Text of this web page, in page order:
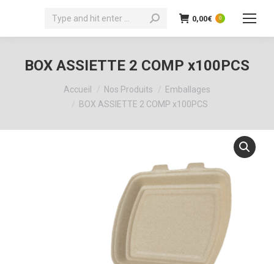
Recherche
0,00€ 0
BOX ASSIETTE 2 COMP x100PCS
Vous êtes ici :Accueil Nos Produits
Emballages
BOX ASSIETTE 2 COMP x100PCS